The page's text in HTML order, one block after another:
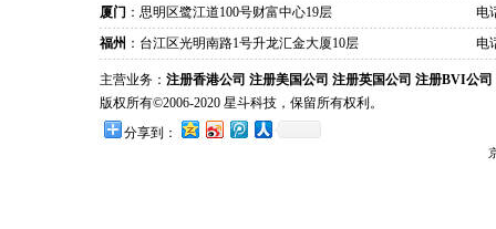
厦门 ：思明区鹭江道100号财富中心19层
电
福州 ：台江区光明南路1号升龙汇金大厦10层 电
主营业务： 注册香港公司 注册美国公司 注册英国公司 注册BVI公司
版权所有©2006-2020 星斗科技，保留所有权利。
分享到：